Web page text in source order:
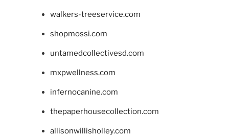
walkers-treeservice.com
shopmossi.com
untamedcollectivesd.com
mxpwellness.com
infernocanine.com
thepaperhousecollection.com
allisonwillisholley.com